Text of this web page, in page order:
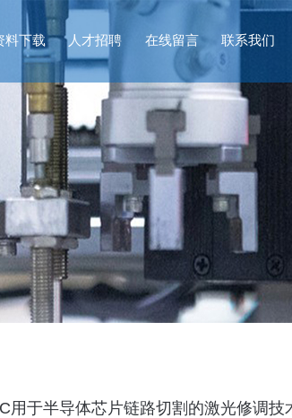
料下载 人才招聘 在线留言 联系我们
用于半导体芯片链路切割的激光修调技